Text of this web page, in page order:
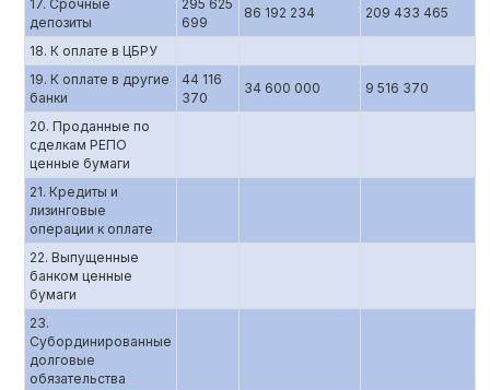
17. Срочные
депозиты
295 625
699
86 192 234 209 433 465
18. К оплате в ЦБРУ
19. К оплате в другие
банки
44 116
370
34 600 000 9 516 370
20. Проданные по
сделкам РЕПО
ценные бумаги
21. Кредиты и
лизинговые
операции к оплате
22. Выпущенные
банком ценные
бумаги
23.
Субординированные
долговые
обязательства